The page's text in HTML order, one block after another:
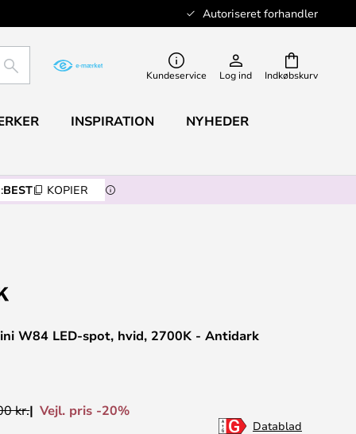
Autoriseret forhandler
Indkøbskurv
SØG Kundeservice Log ind
INSPIRATION NYHEDER
BEST KOPIER
W84 LED-spot, hvid, 2700K - Antidark
kr. Vejl. pris -20%
Datablad